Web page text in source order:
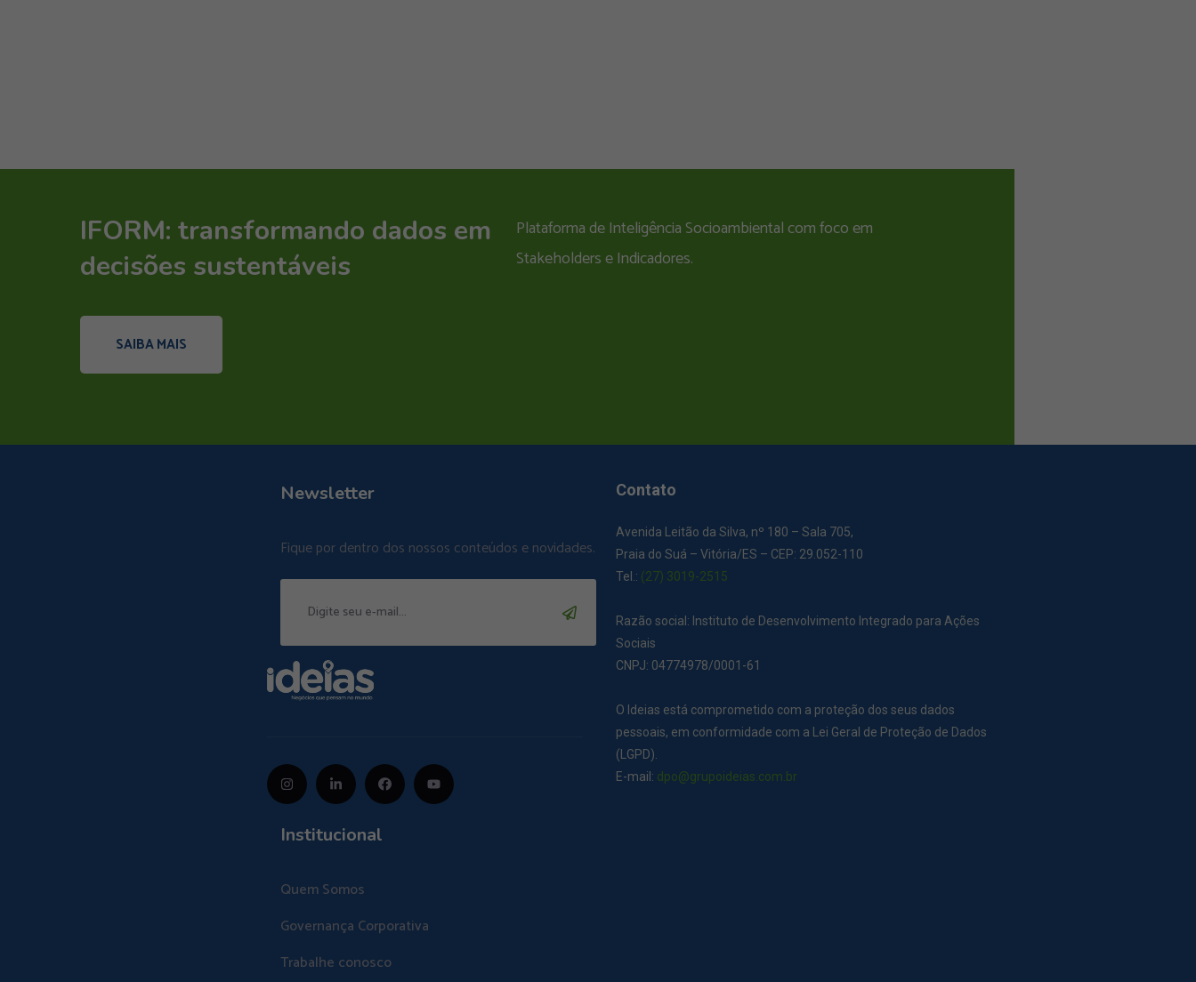
IFORM: transformando dados em
decisões sustentáveis
Plataforma de Inteligência Socioambiental com foco em
Stakeholders e Indicadores.
SAIBA MAIS
Newsletter
Fique por dentro dos nossos conteúdos e novidades.
Institucional
Quem Somos
Governança Corporativa
Trabalhe conosco
Contato
Avenida Leitão da Silva, nº 180 – Sala 705,
Praia do Suá – Vitória/ES – CEP: 29.052-110
Tel.: (27) 3019-2515
Razão social: Instituto de Desenvolvimento Integrado para Ações
Sociais
CNPJ: 04774978/0001-61
O Ideias está comprometido com a proteção dos seus dados
pessoais, em conformidade com a Lei Geral de Proteção de Dados
(LGPD).
E-mail: dpo@grupoideias.com.br